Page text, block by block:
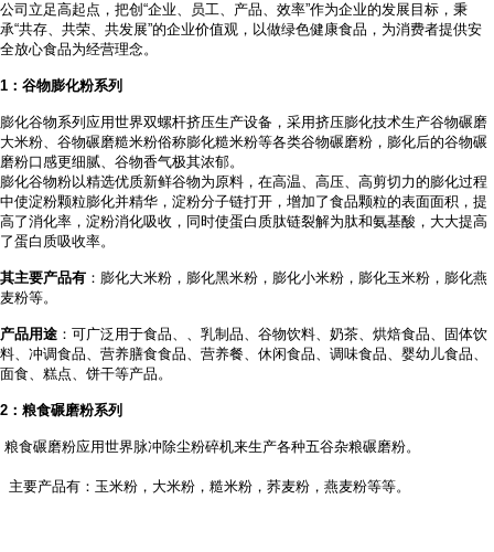
公司立足高起点，把创 “企业、员工、产品、效率”作为企业的发展目标，秉
承“共存、共荣、共发展”的企业价值观，以做绿色健康食品，为消费者提供安
全放心食品为经营理念。
1 ：谷物膨化粉系列
膨化谷物系列应用世界双螺杆挤压生产设备，采用挤压膨化技术生产谷物碾磨
大米粉、谷物碾磨糙米粉俗称膨化糙米粉等各类谷物碾磨粉，膨化后的谷物碾
磨粉口感更细腻、谷物香气极其浓郁。
膨化谷物粉以精选优质新鲜谷物为原料，在高温、高压、高剪切力的膨化过程
中使淀粉颗粒膨化并精华，淀粉分子链打开，增加了食品颗粒的表面面积，提
高了消化率，淀粉消化吸收，同时使蛋白质肽链裂解为肽和氨基酸，大大提高
了蛋白质吸收率。
其主要产品有 ：膨化大米粉，膨化黑米粉，膨化小米粉，膨化玉米粉，膨化燕
麦粉等。
产品用途 ：可广泛用于食品、 、乳制品、谷物饮料、奶茶、烘焙食品、固体饮
料、冲调食品、营养膳食食品、营养餐、休闲食品、调味食品、婴幼儿食品、
面食、糕点、饼干等产品。
2 ：粮食碾磨粉系列
粮食碾磨粉应用世界脉冲除尘粉碎机来生产各种五谷杂粮碾磨粉。
主要产品有：玉米粉，大米粉，糙米粉，荞麦粉，燕麦粉等等。